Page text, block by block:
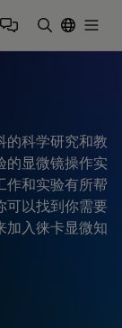
的科学研究和教
的显微镜操作实
作和实验有所帮
可以找到你需要
入徕卡显微知